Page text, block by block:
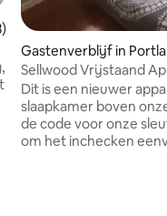
beoordeling van 4,99
Gastenverblijf in
Sellwood Vrijstaand
Dit is een nieuwer
slaapkamer boven
de code voor onze
om het inchecken